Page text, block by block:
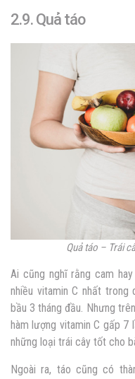
2.9. Quả táo
Quả táo – Trái
Ai cũng nghĩ rằng cam
nhiều vitamin C nhất
bầu 3 tháng đầu. Nhưng
hàm lượng vitamin C gấp
những loại trái cây tốt cho
Ngoài ra, táo cũng có